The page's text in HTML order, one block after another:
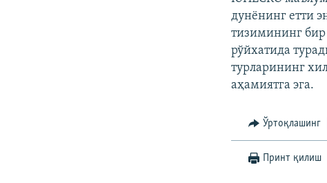
дунёнинг етти
тизимининг
рўйхатида
турларининг
аҳамиятга эга.
Ўртоқлашинг
Принт қилиш